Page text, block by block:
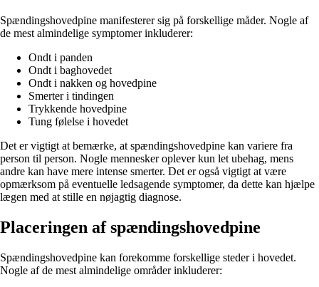
Spændingshovedpine manifesterer sig på forskellige måder. Nogle af
de mest almindelige symptomer inkluderer:
Ondt i panden
Ondt i baghovedet
Ondt i nakken og hovedpine
Smerter i tindingen
Trykkende hovedpine
Tung følelse i hovedet
Det er vigtigt at bemærke, at spændingshovedpine kan variere fra
person til person. Nogle mennesker oplever kun let ubehag, mens
andre kan have mere intense smerter. Det er også vigtigt at være
opmærksom på eventuelle ledsagende symptomer, da dette kan hjælpe
lægen med at stille en nøjagtig diagnose.
Placeringen af spændingshovedpine
Spændingshovedpine kan forekomme forskellige steder i hovedet.
Nogle af de mest almindelige områder inkluderer: